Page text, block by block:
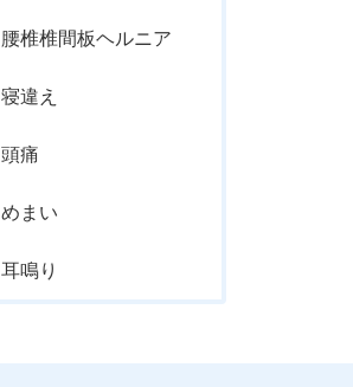
腰椎椎間板ヘルニア
寝違え
頭痛
めまい
耳鳴り